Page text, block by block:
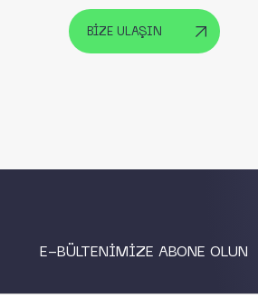
BİZE ULAŞIN
E-BÜLTENİMİZE ABONE OLUN